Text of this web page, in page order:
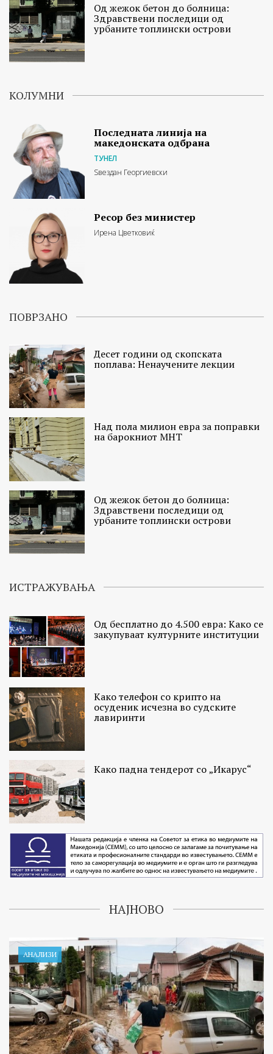
Од жежок бетон до болница:
Здравствени последици од
урбаните топлински острови
КОЛУМНИ
Последната линија на
македонската одбрана
ТУНЕЛ
Ѕвездан Георгиевски
Ресор без министер
Ирена Цветковиќ
ПОВРЗАНО
Десет години од скопската
поплава: Ненаучените лекции
Над пола милион евра за поправки
на барокниот МНТ
Од жежок бетон до болница:
Здравствени последици од
урбаните топлински острови
ИСТРАЖУВАЊА
Од бесплатно до 4.500 евра: Како се
закупуваат културните институции
Како телефон со крипто на
осуденик исчезна во судските
лавиринти
Како падна тендерот со „Икарус“
НАЈНОВО
АНАЛИЗИ